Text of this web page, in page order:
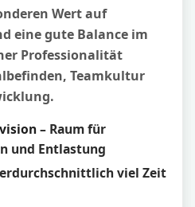
Wert auf
eine gute Balance im
Professionalität
Teamkultur
– Raum für
und Entlastung
viel Zeit